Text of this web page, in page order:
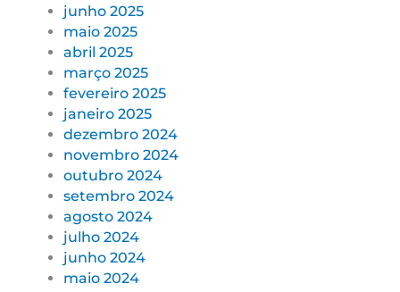
junho 2025
maio 2025
abril 2025
março 2025
fevereiro 2025
janeiro 2025
dezembro 2024
novembro 2024
outubro 2024
setembro 2024
agosto 2024
julho 2024
junho 2024
maio 2024